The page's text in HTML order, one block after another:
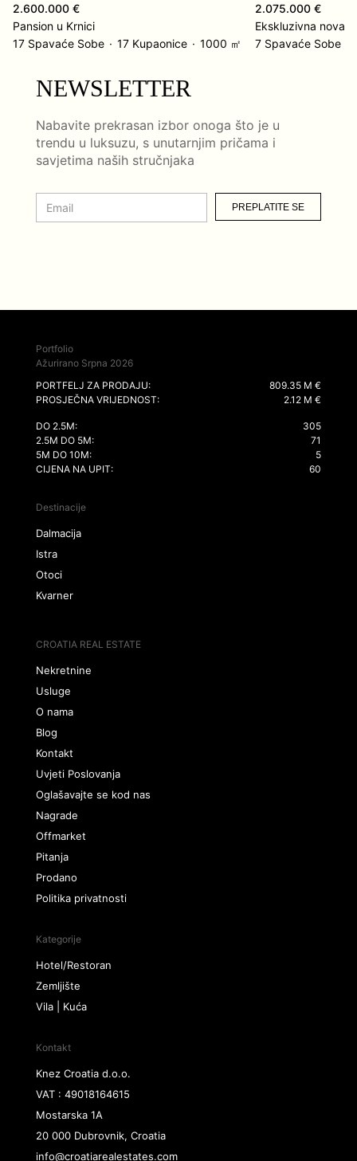
2.600.000 €
Pansion u Krnici
17 Spavaće Sobe
17 Kupaonice 1000 ㎡
2.075.000 €
7 Spavaće Sobe
NEWSLETTER
Nabavite prekrasan izbor onoga što je u
trendu u luksuzu, s unutarnjim pričama i
savjetima naših stručnjaka
PREPLATITE SE
Portfolio
Ažurirano Srpna 2026
PORTFELJ ZA PRODAJU:
809.35 M €
PROSJEČNA VRIJEDNOST:
2.12 M €
DO 2.5M:
305
2.5M DO 5M:
71
5M DO 10M:
5
CIJENA NA UPIT:
60
Destinacije
Dalmacija
Istra
Otoci
Kvarner
CROATIA REAL ESTATE
Nekretnine
Usluge
O nama
Blog
Kontakt
Uvjeti Poslovanja
Oglašavajte se kod nas
Nagrade
Offmarket
Pitanja
Prodano
Politika privatnosti
Kategorije
Hotel/Restoran
Zemljište
Vila | Kuća
Kontakt
Knez Croatia d.o.o.
VAT : 49018164615
Mostarska 1A
20 000 Dubrovnik, Croatia
info@croatiarealestates.com